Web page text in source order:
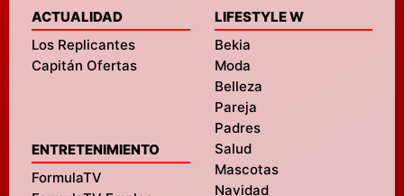
ACTUALIDAD
Los Replicantes
Capitán Ofertas
ENTRETENIMIENTO
FormulaTV
LIFESTYLE W
Bekia
Moda
Belleza
Pareja
Padres
Salud
Mascotas
Navidad